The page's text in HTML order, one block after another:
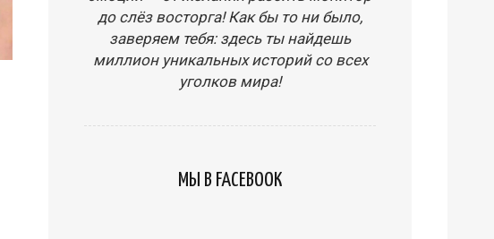
до слёз восторга! Как бы то ни было,
заверяем тебя: здесь ты найдешь
миллион уникальных историй со всех
уголков мира!
МЫ В FACEBOOK